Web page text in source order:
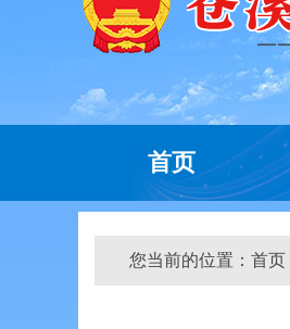
首页
您当前的位置： 首页